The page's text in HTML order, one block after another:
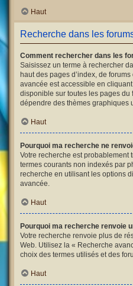
Haut
Recherche dans les
Comment rechercher dans les
Saisissez un terme à rechercher
haut des pages d’index, de
avancée est accessible en
disponible sur toutes les pages du
dépendre des thèmes graphiques
Haut
Pourquoi ma recherche ne
Votre recherche est
termes courants non indexés par
recherche en utilisant les options
avancée.
Haut
Pourquoi ma recherche renvoie
Votre recherche renvoie plus de
Web. Utilisez la « Recherche
choix des termes utilisés et des
Haut